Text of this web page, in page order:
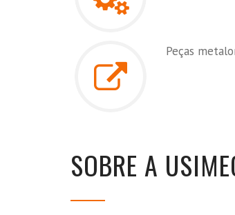
Peças
SOBRE A